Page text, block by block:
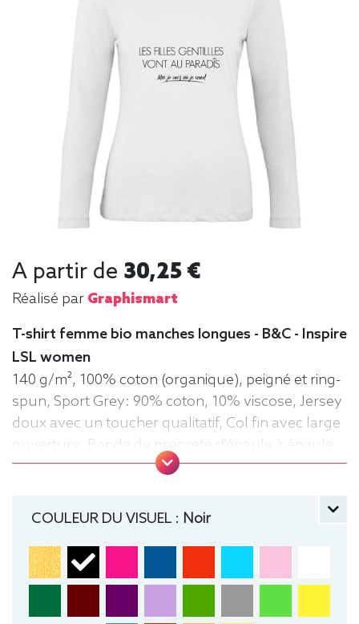
A partir de 30,25 €
Réalisé par Graphismart
T-shirt femme bio manches longues - B&C - Inspire
LSL women
140 g/m², 100% coton (organique), peigné et ring-
spun, Sport Grey: 90% coton, 10% viscose, Jersey
doux avec un toucher qualitatif, Col fin avec large
ouverture, Bande de propreté d'épaule à épaule,
Coutures latérales, Lavable jusqu'à 40°C, Moyen
rond, Bio / Organic, B&C
COULEUR DU VISUEL : Noir